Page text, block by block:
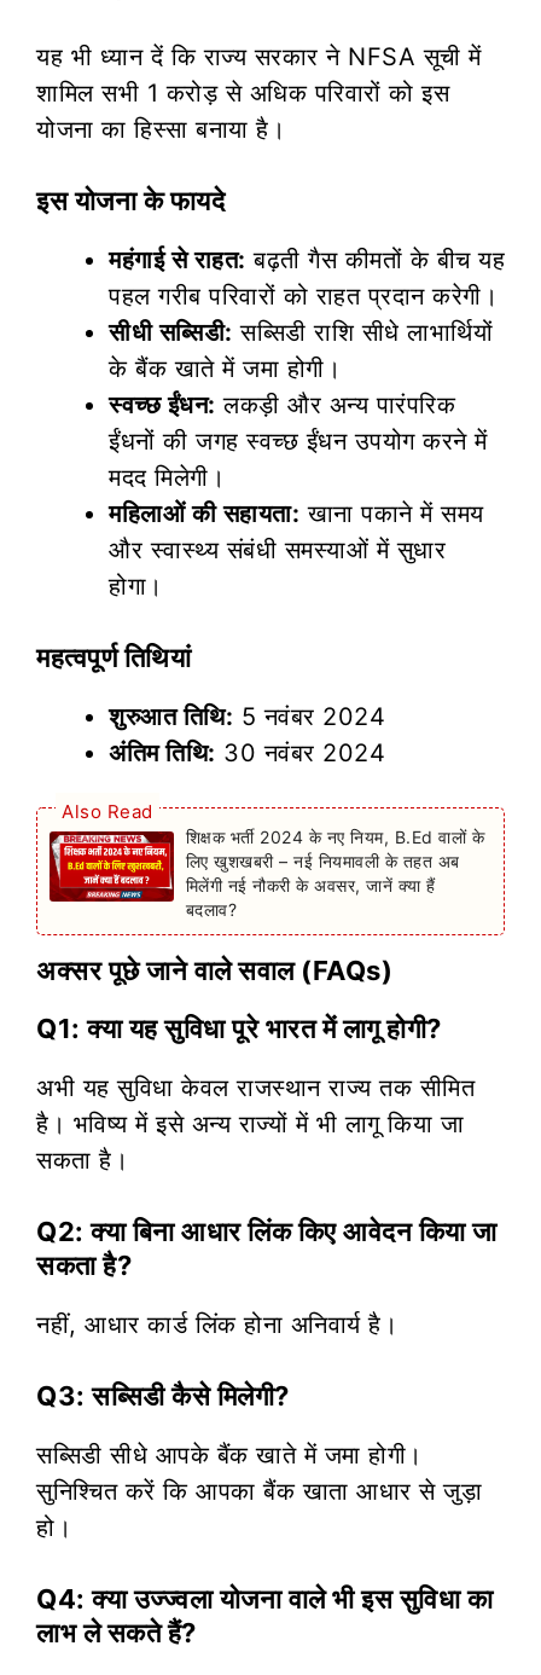
यह भी ध्यान दें कि राज्य सरकार ने NFSA सूची में
शामिल सभी 1 करोड़ से अधिक परिवारों को इस
योजना का हिस्सा बनाया है।
इस योजना के फायदे
महंगाई से राहत: बढ़ती गैस कीमतों के बीच यह
पहल गरीब परिवारों को राहत प्रदान करेगी।
सीधी सब्सिडी: सब्सिडी राशि सीधे लाभार्थियों
के बैंक खाते में जमा होगी।
स्वच्छ ईंधन: लकड़ी और अन्य पारंपरिक
ईंधनों की जगह स्वच्छ ईंधन उपयोग करने में
मदद मिलेगी।
महिलाओं की सहायता: खाना पकाने में समय
और स्वास्थ्य संबंधी समस्याओं में सुधार
होगा।
महत्वपूर्ण तिथियां
शुरुआत तिथि: 5 नवंबर 2024
अंतिम तिथि: 30 नवंबर 2024
Also Read
शिक्षक भर्ती 2024 के नए नियम, B.Ed वालों के
लिए खुशखबरी – नई नियमावली के तहत अब
मिलेंगी नई नौकरी के अवसर, जानें क्या हैं
बदलाव?
अक्सर पूछे जाने वाले सवाल (FAQs)
Q1: क्या यह सुविधा पूरे भारत में लागू होगी?
अभी यह सुविधा केवल राजस्थान राज्य तक सीमित
है। भविष्य में इसे अन्य राज्यों में भी लागू किया जा
सकता है।
Q2: क्या बिना आधार लिंक किए आवेदन किया जा
सकता है?
नहीं, आधार कार्ड लिंक होना अनिवार्य है।
Q3: सब्सिडी कैसे मिलेगी?
सब्सिडी सीधे आपके बैंक खाते में जमा होगी।
सुनिश्चित करें कि आपका बैंक खाता आधार से जुड़ा
हो।
Q4: क्या उज्ज्वला योजना वाले भी इस सुविधा का
लाभ ले सकते हैं?